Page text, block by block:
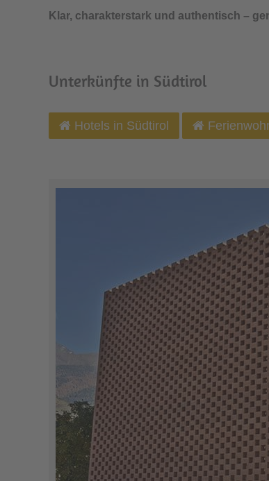
Klar, charakterstark und authentisch –
Unterkünfte in Südtirol
Hotels in Südtirol